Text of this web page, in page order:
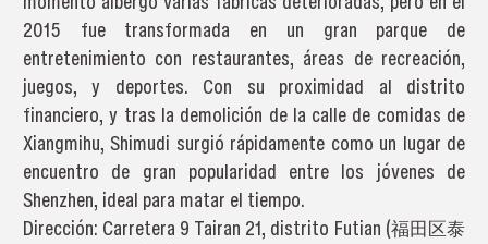
2015 fue transformada en un gran parque de
entretenimiento con restaurantes, áreas de recreación,
juegos, y deportes. Con su proximidad al distrito
financiero, y tras la demolición de la calle de comidas de
Xiangmihu, Shimudi surgió rápidamente como un lugar de
encuentro de gran popularidad entre los jóvenes de
Shenzhen, ideal para matar el tiempo.
Dirección: Carretera 9 Tairan 21, distrito Futian (福田区泰